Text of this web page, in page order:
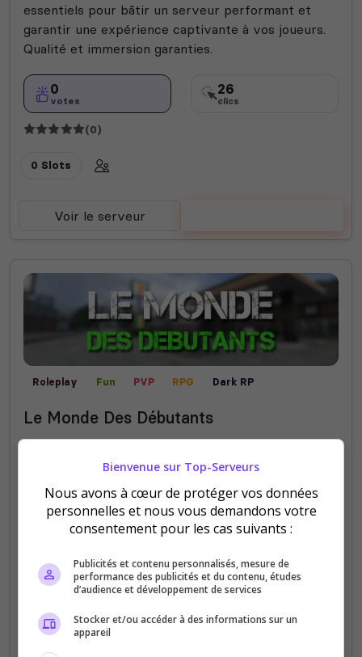
essentiels pour bâtir un serveur performant et
garantir une expérience captivante à vos joueurs.
Qualité et immersion garanties.
0
votes
26
clics
(0)
0 Slots
Voir le serveur
Roleplay Fun PVP RPG
Dark RP
Le Monde Des Débutants
Un serveur DARKRP atypique, unique en son
genre, avec une communauté chaleureuse.
place chez nous !
(2)
1/100 Joueurs
Bienvenue sur Top-Serveurs
Nous avons à cœur de protéger vos données
personnelles et nous vous demandons votre
consentement pour les cas suivants :
Publicités et contenu personnalisés, mesure de
performance des publicités et du contenu, études
d’audience et développement de services
Stocker et/ou accéder à des informations sur un
appareil